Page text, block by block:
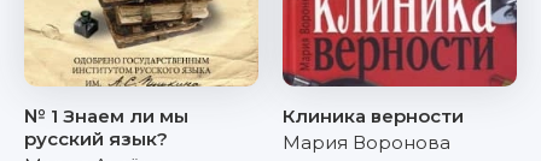
№ 1 Знаем ли мы
русский язык?
Клиника верности
Мария Воронова